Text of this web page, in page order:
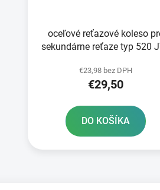
oceľové reťazové koleso
sekundárne reťaze typ 520
€23,98 bez DPH
€29,50
DO KOŠÍKA